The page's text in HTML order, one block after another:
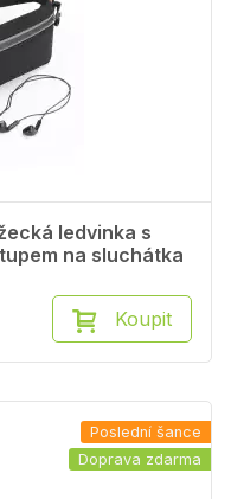
ledvinka s
na sluchátka
Koupit
Poslední šance
Doprava zdarma